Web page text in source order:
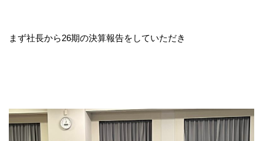
まず社長から26期の決算報告をしていただき